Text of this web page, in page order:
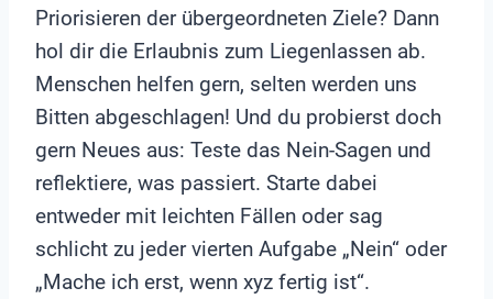
Priorisieren der übergeordneten Ziele? Dann
hol dir die Erlaubnis zum Liegenlassen ab.
Menschen helfen gern, selten werden uns
Bitten abgeschlagen! Und du probierst doch
gern Neues aus: Teste das Nein-Sagen und
reflektiere, was passiert. Starte dabei
entweder mit leichten Fällen oder sag
schlicht zu jeder vierten Aufgabe „Nein“ oder
„Mache ich erst, wenn xyz fertig ist“.